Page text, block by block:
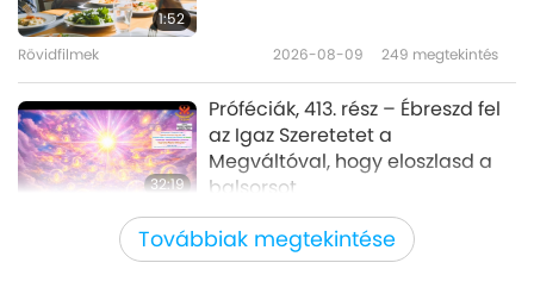
4091
Továbbiak megtekintése
1:52
Rövidfilmek 2026-08-09 249 megtekintés
32:19
Próféciák, 413. rész – Ébreszd fel
az Igaz Szeretetet a
Megváltóval, hogy eloszlasd a
balsorsot
Több részes sorozat a
bolygónkról szóló ősi jóslatokról
2026-08-09 640